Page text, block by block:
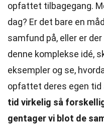
opfattet tilbagegang.
dag? Er det bare en
samfund på, eller er
denne komplekse idé,
eksempler og se,
opfattet deres egen tid
tid virkelig så
gentager vi blot de